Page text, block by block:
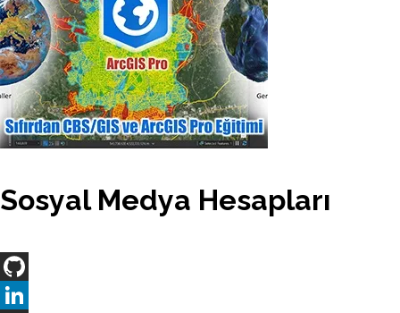
Sosyal Medya Hesapları
GitHub